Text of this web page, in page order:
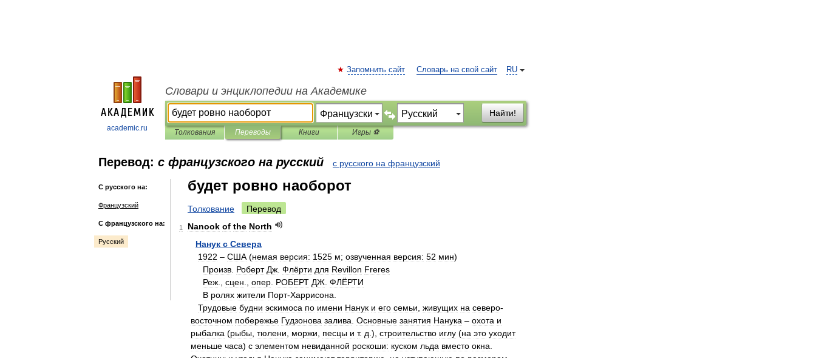
academic.ru
RU
Запомнить сайт Словарь на свой сайт
Словари и энциклопедии на Академике
Найти!
Толкования Переводы Книги Игры ⚽
Перевод: с французского на русский с русского на французский
С русского на:
Французский
С французского на:
Русский
будет ровно наоборот
Толкование Перевод
1 Nanook of the North
Нанук с Севера
1922 – США (немая версия: 1525 м; озвученная версия: 52 мин)
Произв Роберт Дж Флёрти для Revillon Freres
Реж
сцен опер РОБЕРТ ДЖ ФЛЁРТИ
В ролях жители Порт-Харрисона
Трудовые будни эскимоса по имени Нанук и его семьи живущих на северо-
восточном побережье Гудзонова залива Основные занятия Нанука – охота и
рыбалка (рыбы тюлени моржи песцы и т. д .), строительство иглу (на это уходит
меньше часа) с элементом невиданной роскоши: куском льда вместо окна